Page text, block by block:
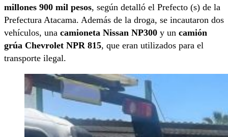
millones 900 mil pesos, según detalló el Prefecto (s) de la
Prefectura Atacama. Además de la droga, se incautaron dos
vehículos, una camioneta Nissan NP300 y un camión
grúa Chevrolet NPR 815, que eran utilizados para el
transporte ilegal.